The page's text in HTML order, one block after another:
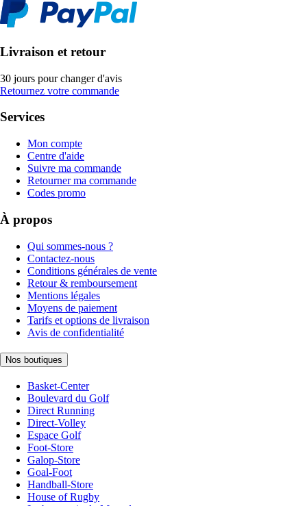
Livraison et retour
30 jours pour changer d'avis
Retournez votre commande
Services
Mon compte
Centre d'aide
Suivre ma commande
Retourner ma commande
Codes promo
À propos
Qui sommes-nous ?
Contactez-nous
Conditions générales de vente
Retour & remboursement
Mentions légales
Moyens de paiement
Tarifs et options de livraison
Avis de confidentialité
Nos boutiques
Basket-Center
Boulevard du Golf
Direct Running
Direct-Volley
Espace Golf
Foot-Store
Galop-Store
Goal-Foot
Handball-Store
House of Rugby